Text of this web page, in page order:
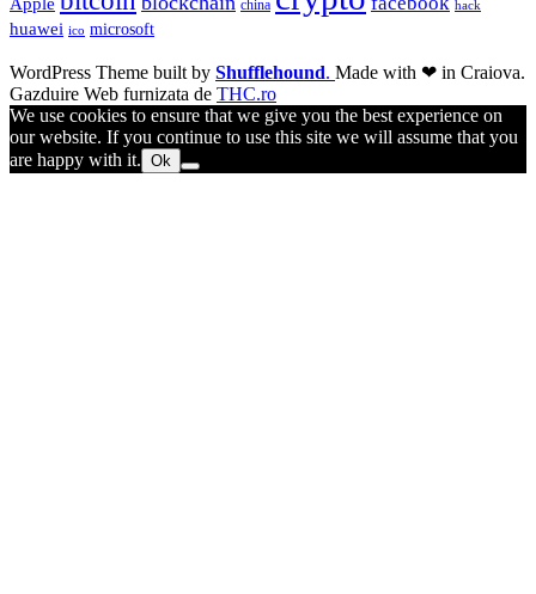
china hack
huawei ico microsoft
WordPress Theme built by Shufflehound. Made with ❤ in Craiova.
Gazduire Web furnizata de THC.ro
We use cookies to ensure that we give you the best experience on
our website. If you continue to use this site we will assume that you
are happy with it. Ok